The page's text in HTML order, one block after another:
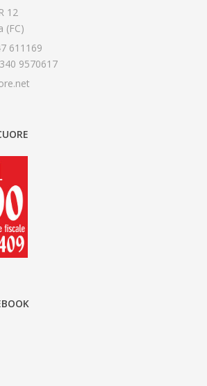
12
(FC)
611169
9570617